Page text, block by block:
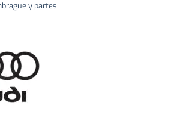
y partes